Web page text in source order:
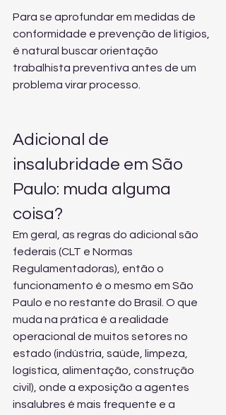
Para se aprofundar em medidas de
conformidade e prevenção de litígios,
é natural buscar orientação
trabalhista preventiva antes de um
problema virar processo.
Adicional de
insalubridade em São
Paulo: muda alguma
coisa?
Em geral, as regras do adicional são
federais (CLT e Normas
Regulamentadoras), então o
funcionamento é o mesmo em São
Paulo e no restante do Brasil. O que
muda na prática é a realidade
operacional de muitos setores no
estado (indústria, saúde, limpeza,
logística, alimentação, construção
civil), onde a exposição a agentes
insalubres é mais frequente e a